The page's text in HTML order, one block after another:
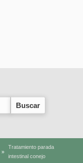
Tratamiento parada
intestinal conejo